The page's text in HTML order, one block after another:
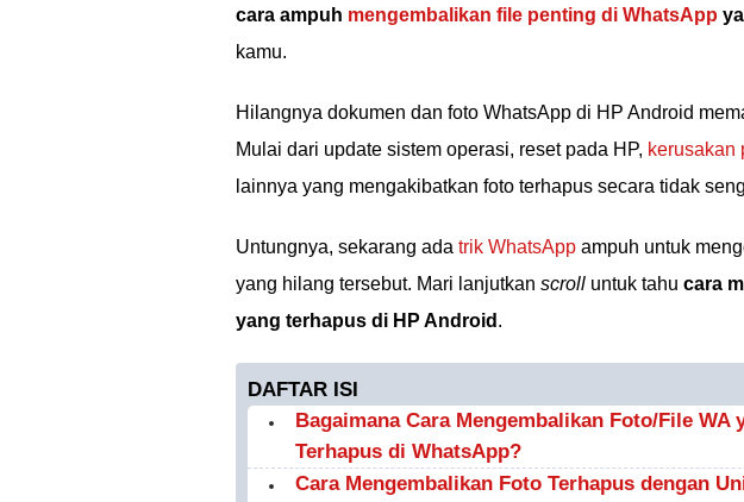
cara ampuh mengembalikan file penting di WhatsApp
kamu.
Hilangnya dokumen dan foto WhatsApp di HP Android
Mulai dari update sistem operasi, reset pada HP, kerusakan
lainnya yang mengakibatkan foto terhapus secara tidak
Untungnya, sekarang ada trik WhatsApp ampuh untuk
yang hilang tersebut. Mari lanjutkan scroll untuk tahu cara
yang terhapus di HP Android .
DAFTAR ISI
Bagaimana Cara Mengembalikan Foto/File WA
Terhapus di WhatsApp?
Cara Mengembalikan Foto Terhapus dengan